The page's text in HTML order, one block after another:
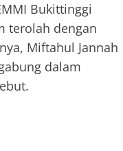
Bukittinggi
terolah dengan
Miftahul Jannah
dalam